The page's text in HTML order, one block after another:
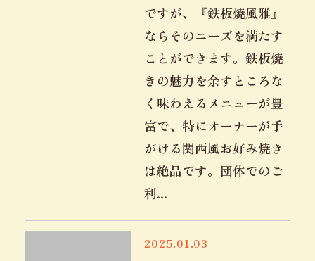
ですが、『鉄板焼風雅』
ならそのニーズを満たす
ことができます。鉄板焼
きの魅力を余すところな
く味わえるメニューが豊
富で、特にオーナーが手
がける関西風お好み焼き
は絶品です。団体でのご
利...
2025.01.03